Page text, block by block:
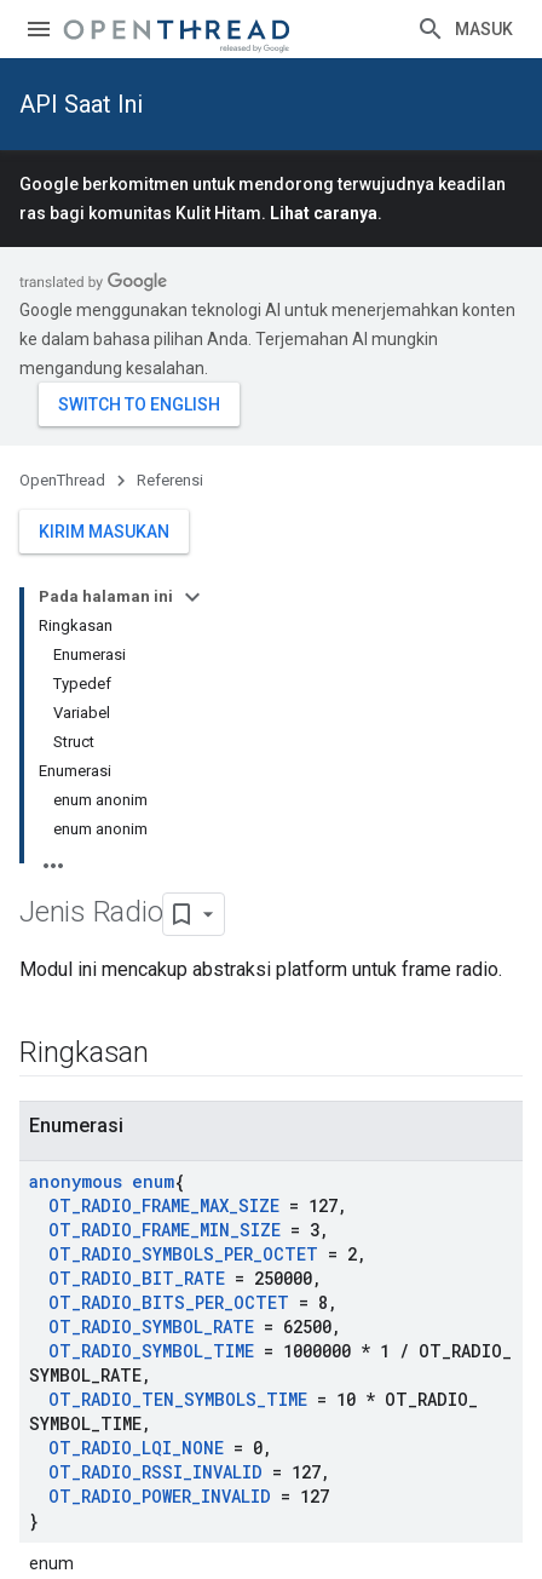
MASUK
API Saat Ini
Google berkomitmen untuk mendorong terwujudnya keadilan
ras bagi komunitas Kulit Hitam. Lihat caranya.
Google menggunakan teknologi AI untuk menerjemahkan konten
ke dalam bahasa pilihan Anda. Terjemahan AI mungkin
mengandung kesalahan.
OpenThread Referensi
KIRIM MASUKAN
Pada halaman ini
Ringkasan
Enumerasi
Typedef
Variabel
Struct
Enumerasi
enum anonim
enum anonim
Jenis Radio
Modul ini mencakup abstraksi platform untuk frame radio.
Ringkasan
Enumerasi
anonymous enum{
OT_RADIO_FRAME_MAX_SIZE = 127,
OT_RADIO_FRAME_MIN_SIZE = 3,
OT_RADIO_SYMBOLS_PER_OCTET = 2,
OT_RADIO_BIT_RATE = 250000,
OT_RADIO_BITS_PER_OCTET = 8 ,
OT_RADIO_SYMBOL_RATE = 62500,
OT_RADIO_SYMBOL_TIME = 1000000 * 1 / OT RADIO
SYMBOL RATE,
OT_RADIO_TEN_SYMBOLS_TIME = 10 * OT RADIO
SYMBOL TIME,
OT_RADIO_LQI_NONE = 0,
OT_RADIO_RSSI_INVALID = 127,
OT_RADIO_POWER_INVALID = 127
}
enum